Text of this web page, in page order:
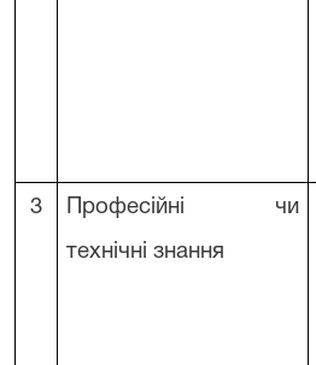
3 Професійні чи
технічні знання